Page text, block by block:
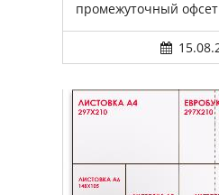
промежуточный